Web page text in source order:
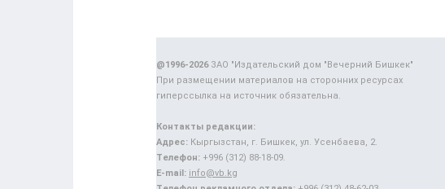
@1996-2026ЗАО "Издательский дом "Вечерний Бишкек"
При размещении материалов на сторонних ресурсах
гиперссылка на источник обязательна.
Контакты редакции:
Адрес: Кыргызстан, г. Бишкек, ул. Усенбаева, 2.
Телефон: +996 (312) 88-18-09.
E-mail: info@vb.kg